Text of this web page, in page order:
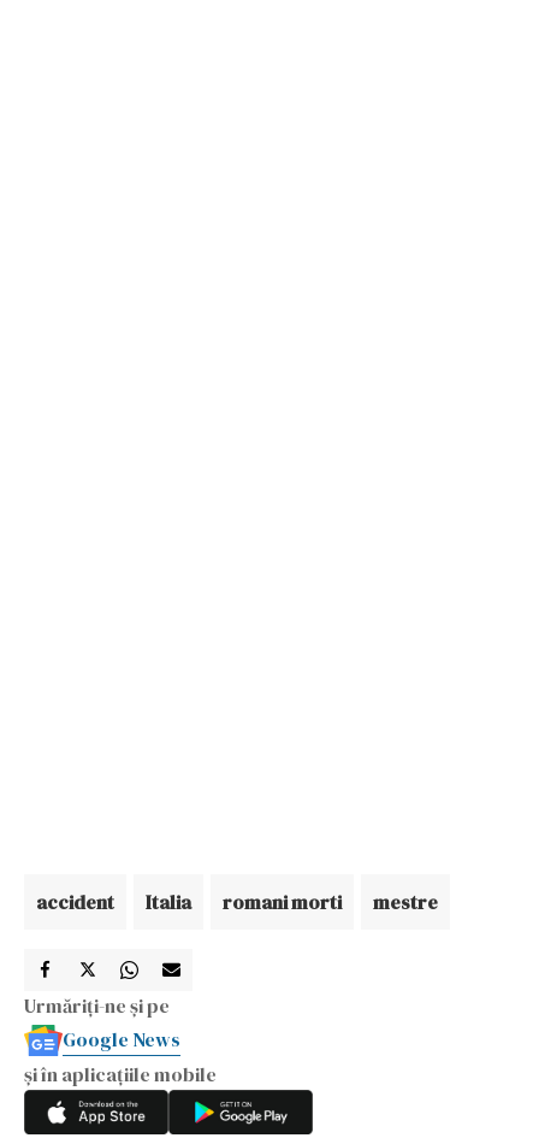
accident Italia romani morti mestre
Urmăriți-ne și pe
Google News
și în aplicațiile mobile